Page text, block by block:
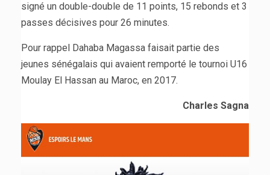
signé un double-double de 11 points, 15 rebonds et 3
passes décisives pour 26 minutes.
Pour rappel Dahaba Magassa faisait partie des
jeunes sénégalais qui avaient remporté le tournoi U16
Moulay El Hassan au Maroc, en 2017.
Charles Sagna